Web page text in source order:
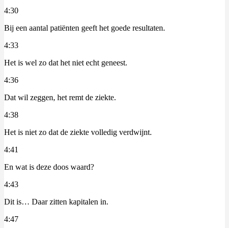
4:30
Bij een aantal patiënten geeft het goede resultaten.
4:33
Het is wel zo dat het niet echt geneest.
4:36
Dat wil zeggen, het remt de ziekte.
4:38
Het is niet zo dat de ziekte volledig verdwijnt.
4:41
En wat is deze doos waard?
4:43
Dit is… Daar zitten kapitalen in.
4:47